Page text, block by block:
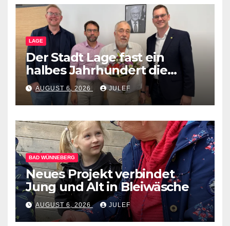
LAGE
Der Stadt Lage fast ein
halbes Jahrhundert die
Treue gehalten
AUGUST 6, 2026 JULEF
BAD WÜNNEBERG
Neues Projekt verbindet
Jung und Alt in Bleiwäsche
AUGUST 6, 2026 JULEF